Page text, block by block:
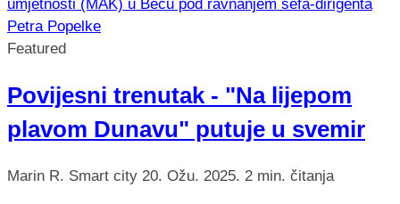
Featured
Povijesni trenutak - "Na lijepom
plavom Dunavu" putuje u svemir
Marin R. Smart city 20. Ožu. 2025. 2 min. čitanja